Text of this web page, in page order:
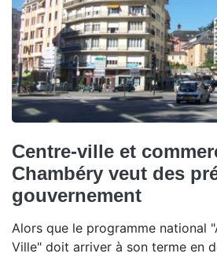
Centre-ville et
Chambéry veut des
gouvernement
Alors que le programme national
Ville" doit arriver à son terme en